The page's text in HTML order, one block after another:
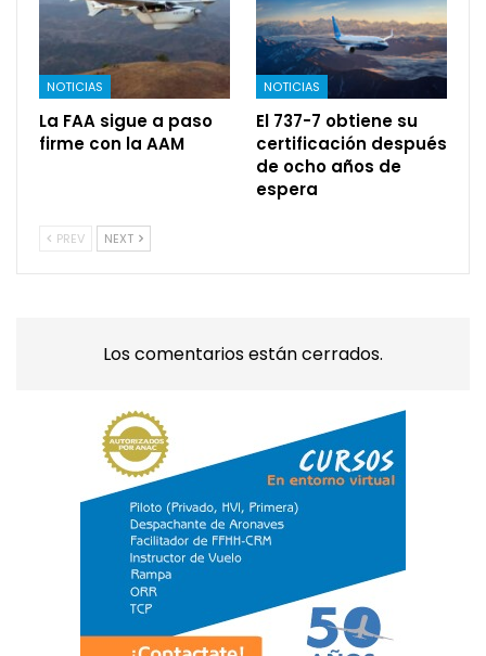
NOTICIAS
La FAA sigue a paso
firme con la AAM
NOTICIAS
El 737-7 obtiene su
certificación después
de ocho años de
espera
PREV NEXT
Los comentarios están cerrados.